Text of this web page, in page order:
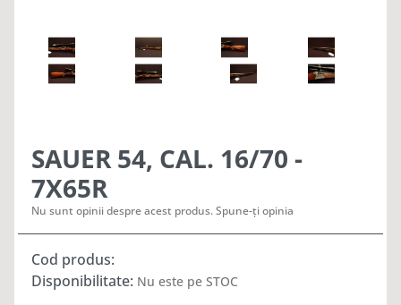
SAUER 54, CAL. 16/70 -
7X65R
Nu sunt opinii despre acest produs. Spune-ți opinia
Cod produs:
Disponibilitate: Nu este pe STOC